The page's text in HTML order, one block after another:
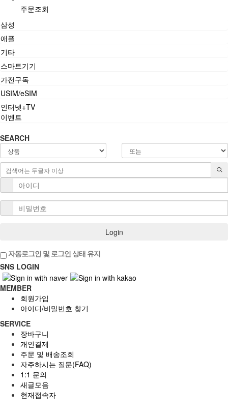
주문조회
삼성
애플
기타
스마트기기
가전구독
USIM/eSIM
인터넷+TV
이벤트
SEARCH
Login
자동로그인 및 로그인 상태 유지
SNS LOGIN
MEMBER
회원가입
아이디/비밀번호 찾기
SERVICE
장바구니
개인결제
주문 및 배송조회
자주하시는 질문(FAQ)
1:1 문의
새글모음
현재접속자